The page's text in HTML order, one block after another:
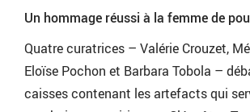
Un hommage réussi à la femme de
Quatre curatrices – Valérie Crouzet,
Eloïse Pochon et Barbara Tobola –
caisses contenant les artefacts qui